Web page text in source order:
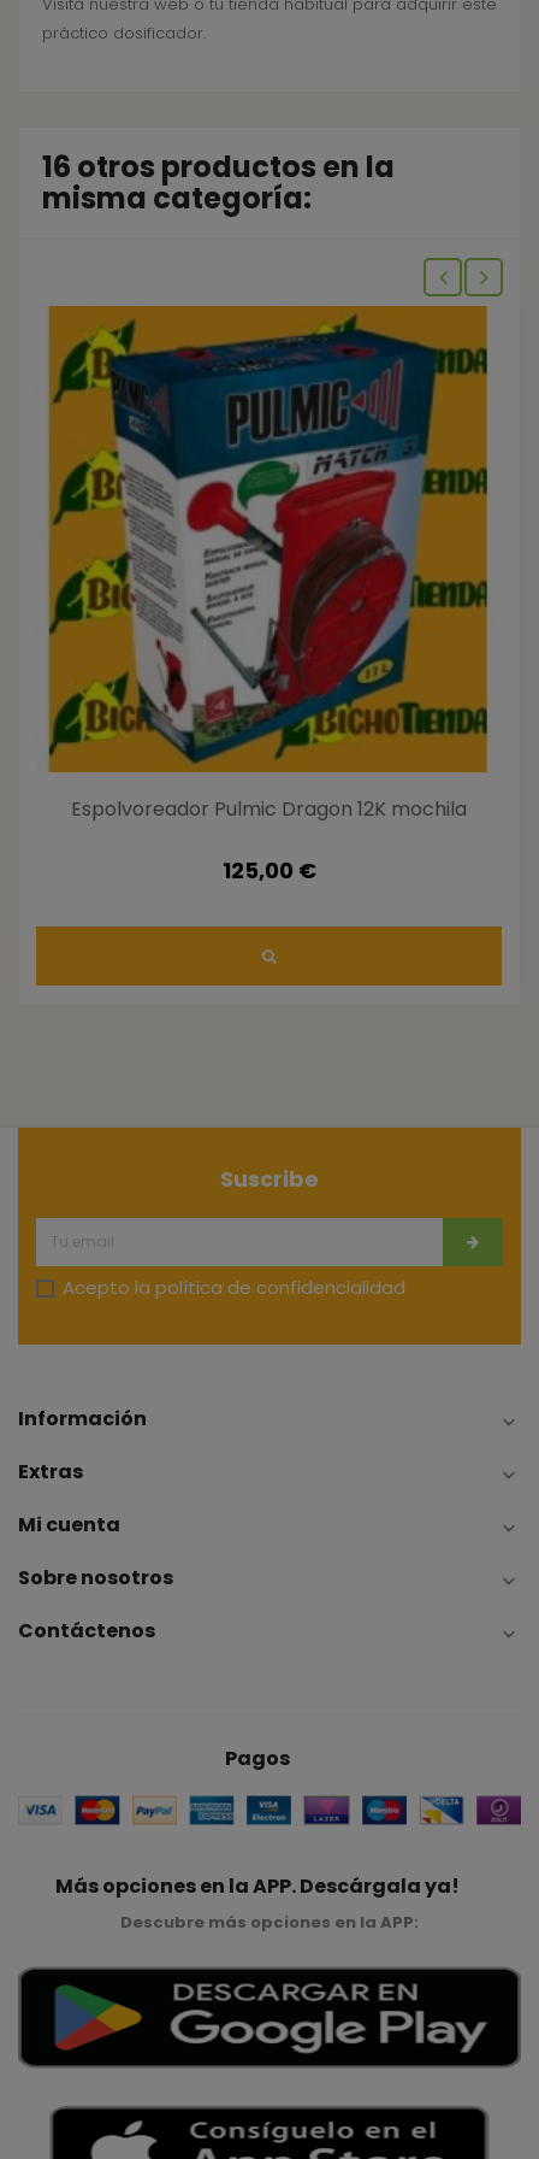
práctico dosificador.
16 otros productos en la
misma categoría:
Espolvoreador Pulmic Dragon 12K mochila
125,00 €
Suscribe
Acepto la política de confidencialidad
Información 
Extras 
Mi cuenta 
Sobre nosotros 
Contáctenos 
Pagos
Más opciones en la APP. Descárgala ya!
Descubre más opciones en la APP: